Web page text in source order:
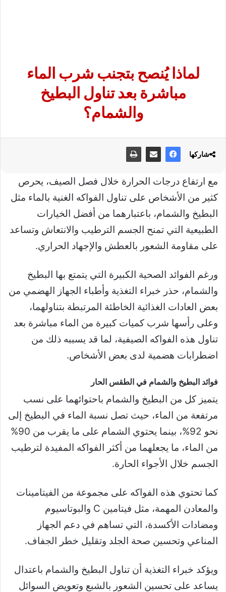
لماذا يُنصح بتجنب شرب الماء
مباشرة بعد تناول البطيخ
والشمام؟
مع ارتفاع درجات الحرارة خلال فصل الصيف، يحرص
كثير من الأشخاص على تناول الفواكه الغنية بالماء مثل
البطيخ والشمام، باعتبارهما من أفضل الخيارات
الطبيعية التي تمنح الجسم الترطيب والانتعاش وتساعد
على مقاومة الشعور بالعطش والإجهاد الحراري.
ورغم الفوائد الصحية الكبيرة التي يتمتع بها البطيخ
والشمام، حذر خبراء التغذية وأطباء الجهاز الهضمي من
بعض العادات الغذائية الخاطئة المرتبطة بتناولهما،
وعلى رأسها شرب كميات كبيرة من الماء مباشرة بعد
تناول هذه الفواكه الصيفية، لما قد يسببه ذلك من
اضطرابات هضمية لدى بعض الأشخاص.
فوائد البطيخ والشمام في الطقس الحار
يتميز كل من البطيخ والشمام باحتوائهما على نسب
مرتفعة من الماء، حيث تصل نسبة الماء في البطيخ إلى
نحو 92%، بينما يحتوي الشمام على ما يقرب من 90%
من الماء، ما يجعلهما من أكثر الفواكه المفيدة لترطيب
الجسم خلال الأجواء الحارة.
كما تحتوي هذه الفواكه على مجموعة من الفيتامينات
والمعادن المهمة، مثل فيتامين C والبوتاسيوم
ومضادات الأكسدة، التي تساهم في دعم الجهاز
المناعي وتحسين صحة الجلد وتقليل خطر الجفاف.
ويؤكد خبراء التغذية أن تناول البطيخ والشمام باعتدال
يساعد على تحسين الشعور بالشبع وتعويض السوائل
شاركها